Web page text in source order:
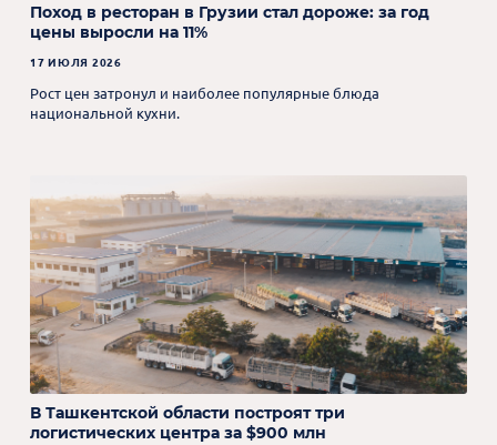
Поход в ресторан в Грузии стал дороже: за год
цены выросли на 11%
17 ИЮЛЯ 2026
Рост цен затронул и наиболее популярные блюда
национальной кухни.
В Ташкентской области построят три
логистических центра за $900 млн